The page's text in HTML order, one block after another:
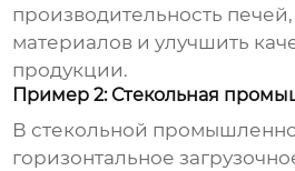
производительность
материалов и улучшить
продукции.
Пример 2: Стекольная
В стекольной
горизонтальное